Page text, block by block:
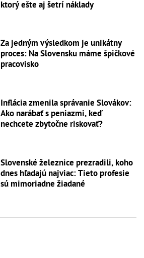
ktorý ešte aj šetrí náklady
Za jedným výsledkom je unikátny
proces: Na Slovensku máme špičkové
pracovisko
Inflácia zmenila správanie Slovákov:
Ako narábať s peniazmi, keď
nechcete zbytočne riskovať?
Slovenské železnice prezradili, koho
dnes hľadajú najviac: Tieto profesie
sú mimoriadne žiadané